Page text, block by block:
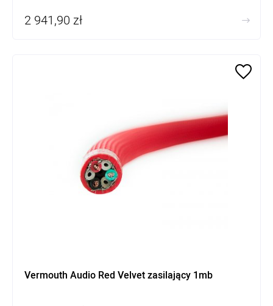
2 941,90 zł
Vermouth Audio Red Velvet zasilający 1mb